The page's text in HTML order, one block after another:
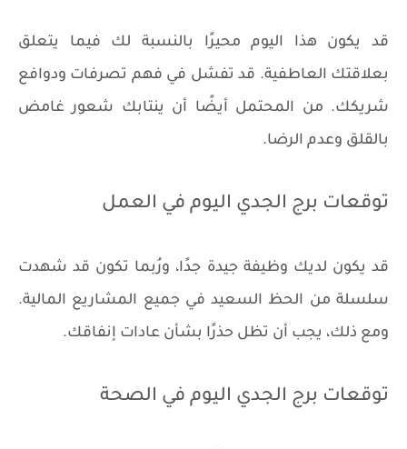
قد يكون هذا اليوم محيرًا بالنسبة لك فيما يتعلق
بعلاقتك العاطفية. قد تفشل في فهم تصرفات ودوافع
شريكك. من المحتمل أيضًا أن ينتابك شعور غامض
بالقلق وعدم الرضا.
توقعات برج الجدي اليوم في العمل
قد يكون لديك وظيفة جيدة جدًا، ورُبما تكون قد شهدت
سلسلة من الحظ السعيد في جميع المشاريع المالية.
ومع ذلك، يجب أن تظل حذرًا بشأن عادات إنفاقك.
توقعات برج الجدي اليوم في الصحة